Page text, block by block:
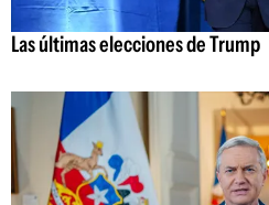
Las últimas elecciones de Trump